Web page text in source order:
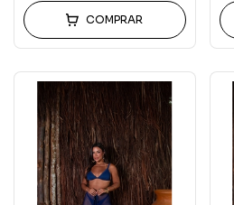
COMPRAR